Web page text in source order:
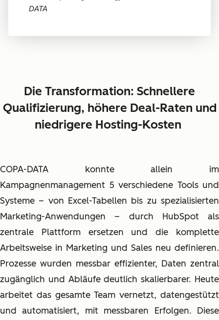
DATA
Die Transformation: Schnellere
Qualifizierung, höhere Deal-Raten und
niedrigere Hosting-Kosten
COPA-DATA konnte allein im
Kampagnenmanagement 5 verschiedene Tools und
Systeme – von Excel-Tabellen bis zu spezialisierten
Marketing-Anwendungen – durch HubSpot als
zentrale Plattform ersetzen und die komplette
Arbeitsweise in Marketing und Sales neu definieren.
Prozesse wurden messbar effizienter, Daten zentral
zugänglich und Abläufe deutlich skalierbarer. Heute
arbeitet das gesamte Team vernetzt, datengestützt
und automatisiert, mit messbaren Erfolgen. Diese